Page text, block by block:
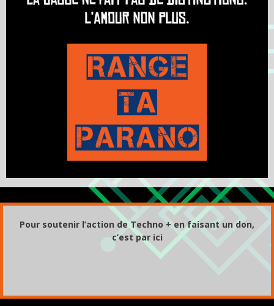
Pour soutenir l’action de Techno + en faisant un don,
c’est par ici